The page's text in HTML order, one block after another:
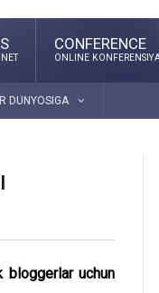
CONFERENCE
ONLINE
DUNYOSIGA
uchun